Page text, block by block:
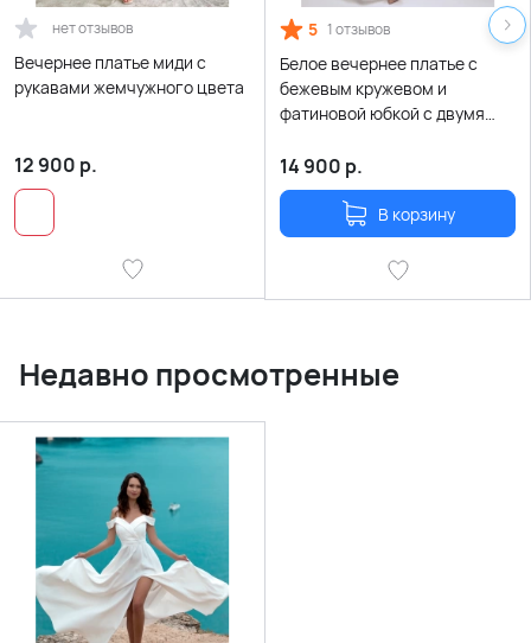
нет отзывов
Вечернее платье миди с
рукавами жемчужного цвета
12 900 р.
5 1 отзывов
Белое вечернее платье с
бежевым кружевом и
фатиновой юбкой с двумя
14 900 р.
В корзину
Недавно просмотренные